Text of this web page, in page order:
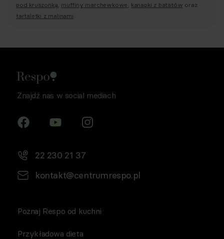
pod kruszonką, muffiny marchewkowe, kanapki z batatów oraz
tartaletki z malinami.
Znajdź nas w social mediach
22 230 21 37
kontakt@centrumrespo.pl
Poznaj Respo od kuchni
Przykładowa dieta